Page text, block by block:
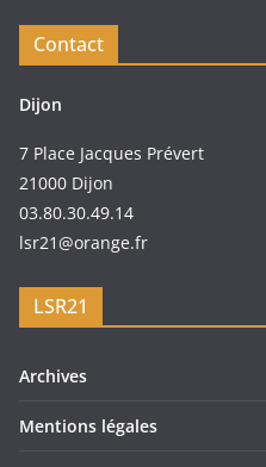
Contact
Dijon
7 Place Jacques Prévert
21000 Dijon
03.80.30.49.14
lsr21@orange.fr
LSR21
Archives
Mentions légales